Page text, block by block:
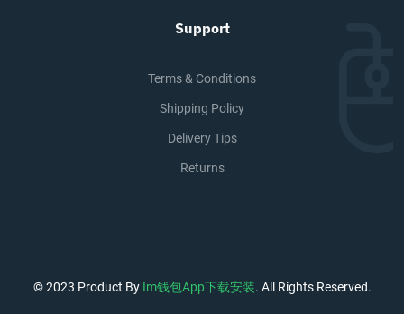
Support
Terms & Conditions
Shipping Policy
Delivery Tips
Returns
© 2023 Product By Im钱包app下载安装. All Rights Reserved.